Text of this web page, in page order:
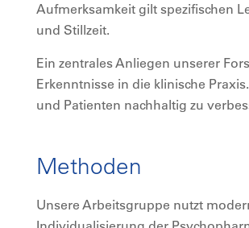
Aufmerksamkeit gilt spezifischen
und Stillzeit.
Ein zentrales Anliegen unserer
Erkenntnisse in die klinische
und Patienten nachhaltig zu
Methoden
Unsere Arbeitsgruppe nutzt